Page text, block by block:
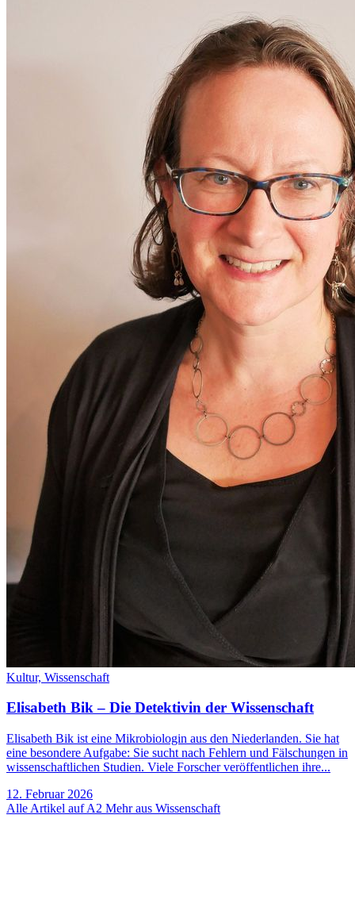
Kultur, Wissenschaft
Elisabeth Bik – Die Detektivin der Wissenschaft
Elisabeth Bik ist eine Mikrobiologin aus den Niederlanden. Sie hat
eine besondere Aufgabe: Sie sucht nach Fehlern und Fälschungen in
wissenschaftlichen Studien. Viele Forscher veröffentlichen ihre...
12. Februar 2026
Alle Artikel auf A2 Mehr aus Wissenschaft